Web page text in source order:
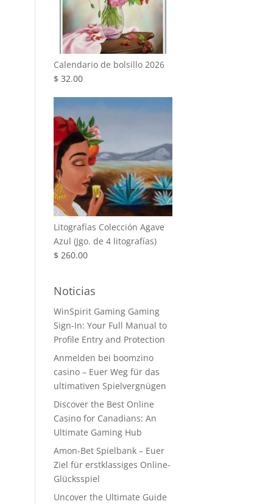
Calendario de bolsillo 2026
$ 32.00
Litografías Colección Agave
Azul (Jgo. de 4 litografías)
$ 260.00
Noticias
WinSpirit Gaming Gaming
Sign-In: Your Full Manual to
Profile Entry and Protection
Anmelden bei boomzino
casino – Euer Weg für das
ultimativen Spielvergnügen
Discover the Best Online
Casino for Canadians: An
Ultimate Gaming Hub
Amon-Bet Spielbank – Euer
Ziel für erstklassiges Online-
Glücksspiel
Uncover the Ultimate Guide